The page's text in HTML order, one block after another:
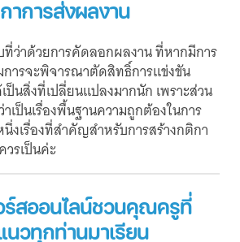
าการส่งผลงาน
ที่ว่าด้วยการคัดลอกผลงาน ที่หากมีการ
ารจะพิจารณาตัดสิทธิ์การแข่งขัน
ป็นสิ่งที่เปลี่ยนแปลงมากนัก เพราะส่วน
เป็นเรื่องพื้นฐานความถูกต้องในการ
งเรื่องที่สำคัญสำหรับการสร้างกติกา
รเป็นค่ะ
ร์สออนไลน์ชวนคุณครูที่
วทุกท่านมาเรียน